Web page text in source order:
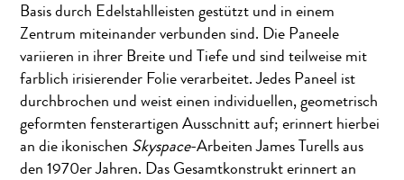
Basis durch Edelstahlleisten gestützt und in einem
Zentrum miteinander verbunden sind. Die Paneele
variieren in ihrer Breite und Tiefe und sind teilweise mit
farblich irisierender Folie verarbeitet. Jedes Paneel ist
durchbrochen und weist einen individuellen, geometrisch
geformten fensterartigen Ausschnitt auf; erinnert hierbei
an die ikonischen Skyspace-Arbeiten James Turells aus
den 1970er Jahren. Das Gesamtkonstrukt erinnert an